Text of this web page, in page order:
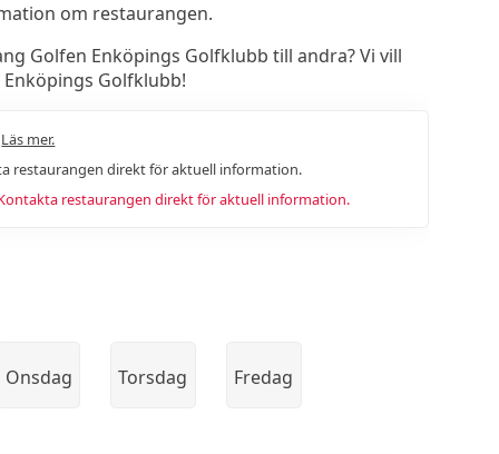
om restaurangen.
Golfen Enköpings Golfklubb till andra? Vi vill
Golfklubb!
Läs mer.
restaurangen direkt för aktuell information.
restaurangen direkt för aktuell information.
Onsdag Torsdag Fredag